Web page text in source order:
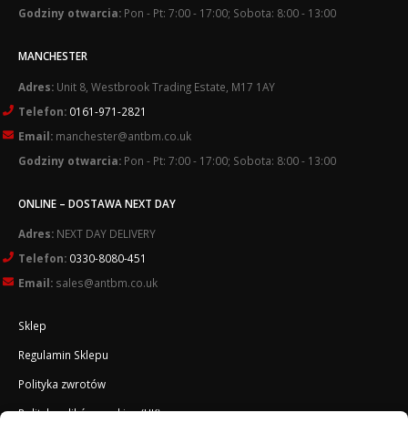
Godziny otwarcia: Pon - Pt: 7:00 - 17:00; Sobota: 8:00 - 13:00
MANCHESTER
Adres: Unit 8, Westbrook Trading Estate, M17 1AY
Telefon: 0161-971-2821
Email: manchester@antbm.co.uk
Godziny otwarcia: Pon - Pt: 7:00 - 17:00; Sobota: 8:00 - 13:00
ONLINE – DOSTAWA NEXT DAY
Adres: NEXT DAY DELIVERY
Telefon: 0330-8080-451
Email: sales@antbm.co.uk
Sklep
Regulamin Sklepu
Polityka zwrotów
Polityka plików cookies (UK)